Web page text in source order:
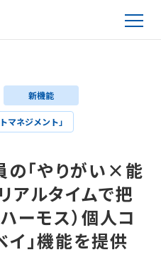
新機能
マネジメント」
の「やりがい×能
アルタイムで把
ーモス）個人コ
イ」機能を提供